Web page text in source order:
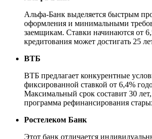
Альфа-Банк выделяется быстрым
оформления и минимальными
заемщикам. Ставки начинаются от
кредитования может достигать 25
ВТБ
ВТБ предлагает конкурентные
фиксированной ставкой от 6,4%
Максимальный срок составит 30
программа рефинансирования
Ростелеком Банк
Этот банк отличается